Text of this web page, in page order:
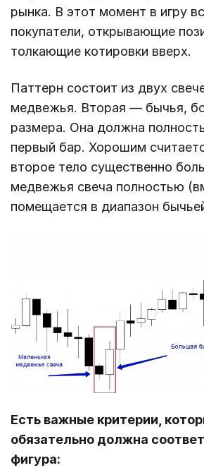
рынка. В этот момент в игру
покупатели, открывающие
толкающие котировки вверх.
Паттерн состоит из двух
медвежья. Вторая ― бычья,
размера. Она должна
первый бар. Хорошим
второе тело существенно
медвежья свеча полностью
помещается в диапазон
Есть важные критерии,
обязательно должна
фигура: